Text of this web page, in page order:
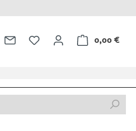
0,00 €